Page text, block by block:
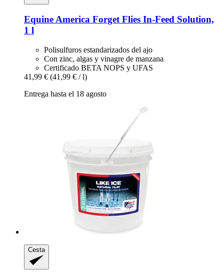
Equine America Forget Flies In-​Feed Solution,
1 l
Polisulfuros estandarizados del ajo
Con zinc, algas y vinagre de manzana
Certificado BETA NOPS y UFAS
41,99 € (41,99 € / l)
Entrega hasta el 18 agosto
Cesta